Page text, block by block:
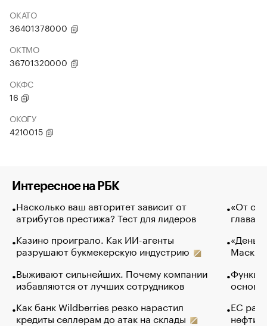
ОКАТО
36401378000
ОКТМО
36701320000
ОКФС
16
ОКОГУ
4210015
Интересное на РБК
Насколько ваш авторитет зависит от
атрибутов престижа? Тест для лидеров
Казино проиграло. Как ИИ-агенты
разрушают букмекерскую индустрию
Выживают сильнейших. Почему компании
избавляются от лучших сотрудников
Как банк Wildberries резко нарастил
кредиты селлерам до атак на склады
«От
глава
Маск в
основ
ЕС
нефти